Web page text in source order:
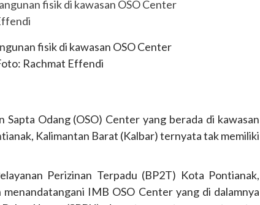
fisik di kawasan OSO Center
Rachmat Effendi
Sapta Odang (OSO) Center yang berada di kawasan
Kalimantan Barat (Kalbar) ternyata tak memiliki
Perizinan Terpadu (BP2T) Kota Pontianak,
menandatangani IMB OSO Center yang di dalamnya